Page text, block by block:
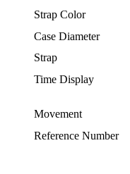
Strap Color
Case Diameter
Strap
Time Display
Movement
Reference Number